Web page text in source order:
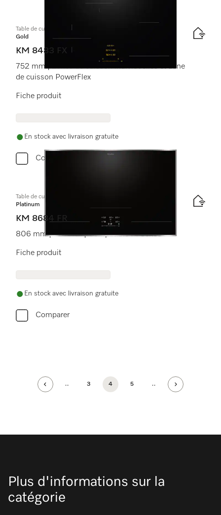
Table de cuisson à induction
Gold
KM 8483 FX
752 mm | Zones de cuisson individuelles et zone
de cuisson PowerFlex
Fiche produit
En stock avec livraison gratuite
Comparer
Table de cuisson à induction
Platinum
KM 8684 FR
806 mm | Full Flex | Compatible M Sense
Fiche produit
En stock avec livraison gratuite
Comparer
.. 3 4 5 ..
Plus d'informations sur la
catégorie